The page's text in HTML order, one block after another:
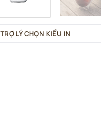
TRỢ LÝ CHỌN KIỂU IN